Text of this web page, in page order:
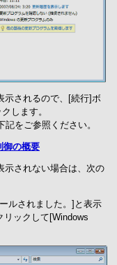
示されるので、[続行]ボ
します。
をご参照ください。
御の概要
示されない場合は、次の
ルされました。]と表示
リックして[Windows